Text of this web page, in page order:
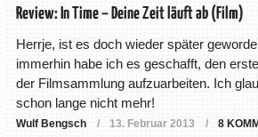
Review: In Time – Deine Zeit läuft ab (Film)
Herrje, ist es doch wieder später
immerhin habe ich es geschafft, den
der Filmsammlung aufzuarbeiten. Ich
schon lange nicht mehr!
Wulf Bengsch 13. Februar 2013 8